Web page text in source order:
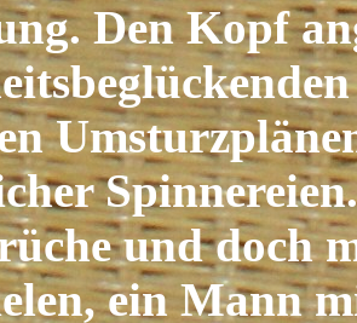
Den Kopf
und doch
ein Mann